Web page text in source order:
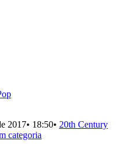
2017• 18:50• 20th Century
categoria